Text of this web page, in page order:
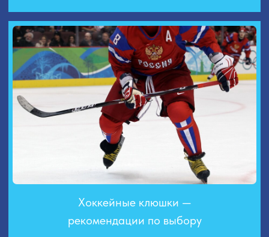
© 2015-2024 "Шайба" - магазин спортивной экипировки и инвентаря в Сочи